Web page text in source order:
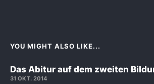
YOU MIGHT ALSO LIKE...
Das Abitur auf dem zweiten
31 OKT. 2014